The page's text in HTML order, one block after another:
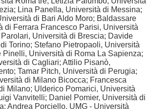
Lina Panella, Università di Messina;
di Bari Aldo Moro; Baldassare
di Ferrara Francesco Parisi, Università
Università di Brescia; Davide
Torino; Stefano Pietropaoli, Università
Pinelli, Università di Roma La Sapienza;
di Cagliari; Attilio Pisanò,
Tamar Pitch, Università di Perugia;
di Milano Bicocca; Francesca
Milano; Ulderico Pomarici, Università
Vanvitelli; Daniel Pomier, Università di
Andrea Porciello, UMG - Università